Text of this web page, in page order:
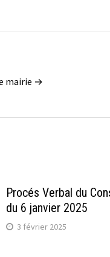
mairie →
Procés Verbal du
du 6 janvier 2025
3 février 2025